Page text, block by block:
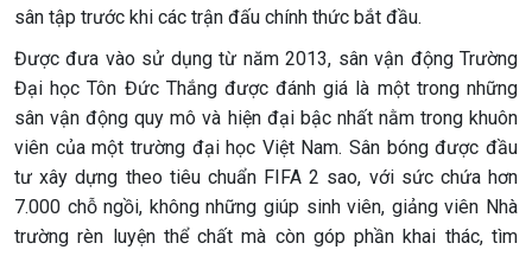
sân tập trước khi các trận đấu chính thức bắt đầu.
Được đưa vào sử dụng từ năm 2013, sân vận động Trường
Đại học Tôn Đức Thắng được đánh giá là một trong những
sân vận động quy mô và hiện đại bậc nhất nằm trong khuôn
viên của một trường đại học Việt Nam. Sân bóng được đầu
tư xây dựng theo tiêu chuẩn FIFA 2 sao, với sức chứa hơn
7.000 chỗ ngồi, không những giúp sinh viên, giảng viên Nhà
trường rèn luyện thể chất mà còn góp phần khai thác, tìm